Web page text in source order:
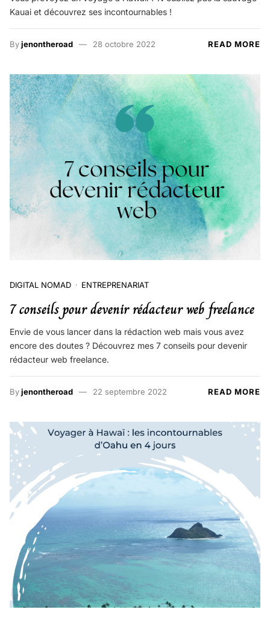
Kauai et découvrez ses incontournables !
Byjenontheroad 28 octobre 2022 READ MORE
DIGITAL NOMAD ENTREPRENARIAT
7 conseils pour devenir rédacteur web freelance
Envie de vous lancer dans la rédaction web mais vous avez
encore des doutes ? Découvrez mes 7 conseils pour devenir
rédacteur web freelance.
Byjenontheroad 22 septembre 2022 READ MORE